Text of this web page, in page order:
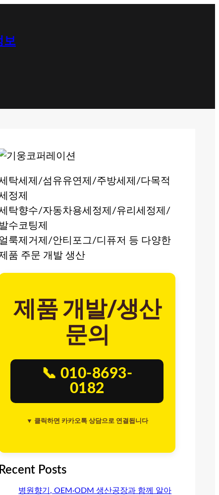
보
탁세제/섬유유연제/주방세제/다목적
정제
탁향수/자동차용세정제/유리세정제/
발수코팅제
룩제거제/안티포그/디퓨저 등 다양한
품 주문 개발 생산
제품 개발/생산
문의
📞 010-8693-
0182
▼ 클릭하면 카카오톡 상담으로 연결됩니다
Recent Posts
병원향기, OEM·ODM 생산공장과 함께 알아